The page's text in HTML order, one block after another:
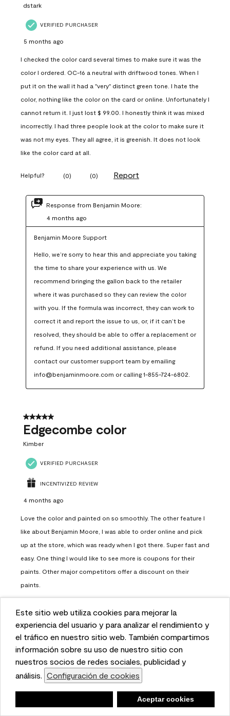
This website uses cookies to enhance user experience
and to analyze performance and traffic on our website.
We also share information about your use of our site
with our social media, advertising, and analytics
partners. Cookie Settings
Accept Cookies
Este sitio web utiliza cookies para mejorar la
experiencia del usuario y para analizar el rendimiento y
el tráfico en nuestro sitio web. También compartimos
información sobre su uso de nuestro sitio con
nuestros socios de redes sociales, publicidad y
análisis. Configuración de cookies
Aceptar cookies
dstark
VERIFIED PURCHASER
5 months ago
I checked the color card several times to make sure it was the
color I ordered. OC-16 a neutral with driftwood tones. When I
put it on the wall it had a "very" distinct green tone. I hate the
color, nothing like the color on the card or online. Unfortunately I
cannot return it. I just lost $ 99.00. I honestly think it was mixed
incorrectly. I had three people look at the color to make sure it
was not my eyes. They all agree, it is greenish. It does not look
like the color card at all.
Helpful? (0) (0) Report
Response from Benjamin Moore:
4 months ago
Benjamin Moore Support
Hello, we’re sorry to hear this and appreciate you taking
the time to share your experience with us. We
recommend bringing the gallon back to the retailer
where it was purchased so they can review the color
with you. If the formula was incorrect, they can work to
correct it and report the issue to us, or, if it can’t be
resolved, they should be able to offer a replacement or
refund. If you need additional assistance, please
contact our customer support team by emailing
info@benjaminmoore.com or calling 1-855-724-6802.
5 out of 5 stars.
Edgecombe color
Kimber
VERIFIED PURCHASER
INCENTIVIZED REVIEW
4 months ago
Love the color and painted on so smoothly. The other feature I
like about Benjamin Moore, I was able to order online and pick
up at the store, which was ready when I got there. Super fast and
easy. One thing I would like to see more is coupons for their
paints. Other major competitors offer a discount on their
paints.
Load More
No questions have been asked about this product.
Questions